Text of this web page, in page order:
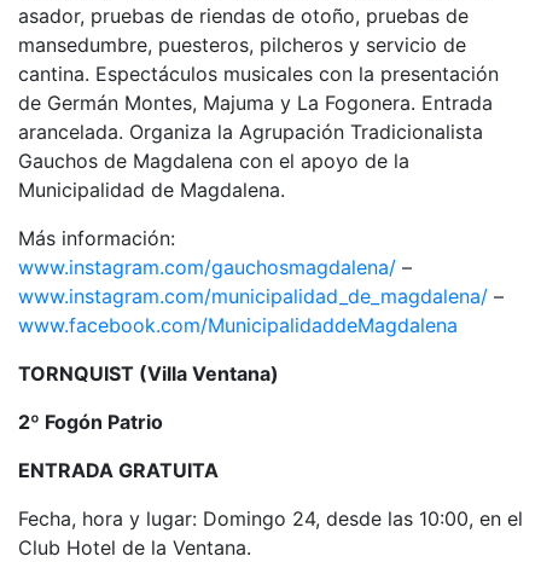
asador, pruebas de riendas de otoño, pruebas de
mansedumbre, puesteros, pilcheros y servicio de
cantina. Espectáculos musicales con la presentación
de Germán Montes, Majuma y La Fogonera. Entrada
arancelada. Organiza la Agrupación Tradicionalista
Gauchos de Magdalena con el apoyo de la
Municipalidad de Magdalena.
Más información:
www.instagram.com/gauchosmagdalena/ –
www.instagram.com/municipalidad_de_magdalena/ –
www.facebook.com/MunicipalidaddeMagdalena
TORNQUIST (Villa Ventana)
2º Fogón Patrio
ENTRADA GRATUITA
Fecha, hora y lugar: Domingo 24, desde las 10:00, en el
Club Hotel de la Ventana.